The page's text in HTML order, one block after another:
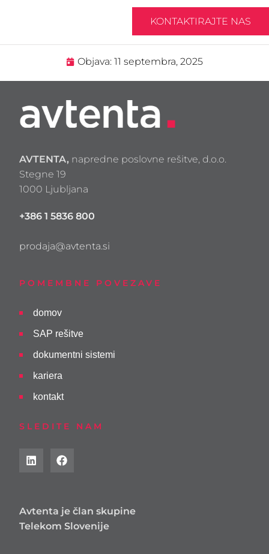
KONTAKTIRAJTE NAS
Objava: 11 septembra, 2025
AVTENTA, napredne poslovne rešitve, d.o.o.
Stegne 19
1000 Ljubljana
+386 1 5836 800
prodaja@avtenta.si
POMEMBNE POVEZAVE
domov
SAP rešitve
dokumentni sistemi
kariera
kontakt
SLEDITE NAM
Avtenta je član skupine
Telekom Slovenije